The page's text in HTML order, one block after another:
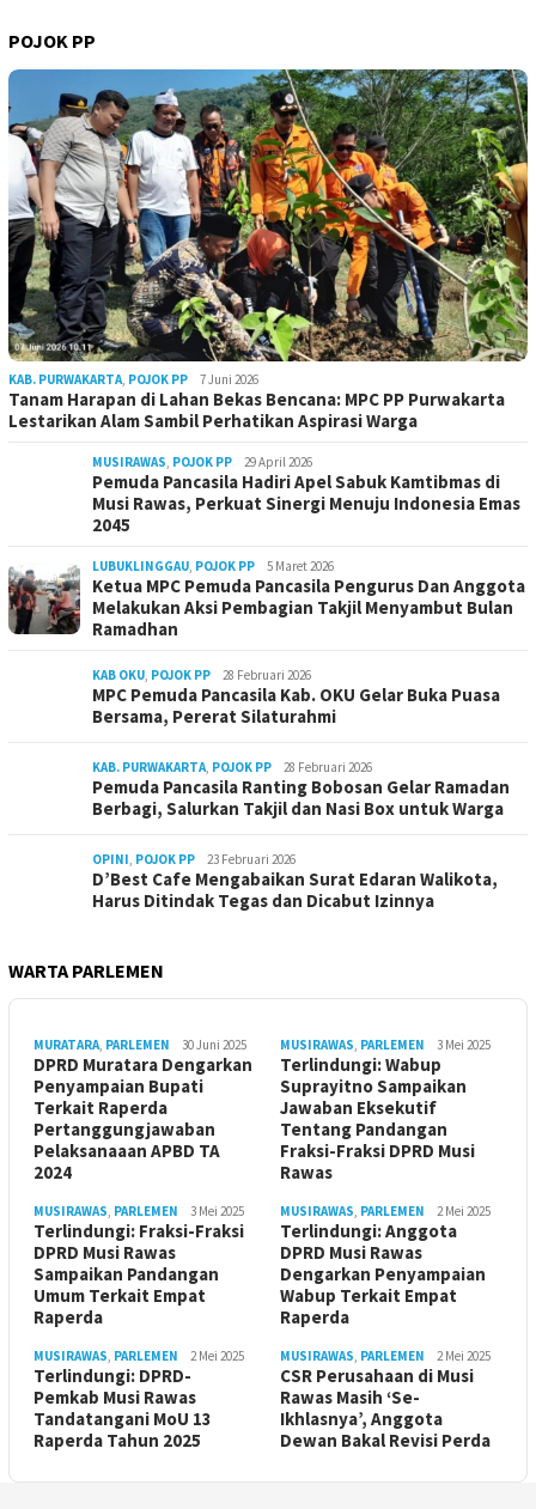
POJOK PP
KAB. PURWAKARTA, POJOK PP 7 Juni 2026
Tanam Harapan di Lahan Bekas Bencana: MPC PP Purwakarta
Lestarikan Alam Sambil Perhatikan Aspirasi Warga
MUSIRAWAS, POJOK PP 29 April 2026
Pemuda Pancasila Hadiri Apel Sabuk Kamtibmas di
Musi Rawas, Perkuat Sinergi Menuju Indonesia Emas
2045
LUBUKLINGGAU, POJOK PP 5 Maret 2026
Ketua MPC Pemuda Pancasila Pengurus Dan Anggota
Melakukan Aksi Pembagian Takjil Menyambut Bulan
Ramadhan
KAB OKU, POJOK PP 28 Februari 2026
MPC Pemuda Pancasila Kab. OKU Gelar Buka Puasa
Bersama, Pererat Silaturahmi
KAB. PURWAKARTA, POJOK PP 28 Februari 2026
Pemuda Pancasila Ranting Bobosan Gelar Ramadan
Berbagi, Salurkan Takjil dan Nasi Box untuk Warga
OPINI, POJOK PP 23 Februari 2026
D’Best Cafe Mengabaikan Surat Edaran Walikota,
Harus Ditindak Tegas dan Dicabut Izinnya
WARTA PARLEMEN
MURATARA, PARLEMEN 30 Juni 2025
DPRD Muratara Dengarkan
Penyampaian Bupati
Terkait Raperda
Pertanggungjawaban
Pelaksanaaan APBD TA
2024
MUSIRAWAS, PARLEMEN 3 Mei 2025
Terlindungi: Wabup
Suprayitno Sampaikan
Jawaban Eksekutif
Tentang Pandangan
Fraksi-Fraksi DPRD Musi
Rawas
MUSIRAWAS, PARLEMEN 3 Mei 2025
Terlindungi: Fraksi-Fraksi
DPRD Musi Rawas
Sampaikan Pandangan
Umum Terkait Empat
Raperda
MUSIRAWAS, PARLEMEN 2 Mei 2025
Terlindungi: Anggota
DPRD Musi Rawas
Dengarkan Penyampaian
Wabup Terkait Empat
Raperda
MUSIRAWAS, PARLEMEN 2 Mei 2025
Terlindungi: DPRD-
Pemkab Musi Rawas
Tandatangani MoU 13
Raperda Tahun 2025
MUSIRAWAS, PARLEMEN 2 Mei 2025
CSR Perusahaan di Musi
Rawas Masih ‘Se-
Ikhlasnya’, Anggota
Dewan Bakal Revisi Perda ‎